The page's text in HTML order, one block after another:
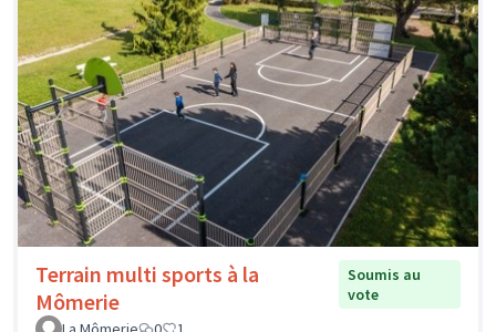
Terrain multi sports à la
Mômerie
Soumis au
vote